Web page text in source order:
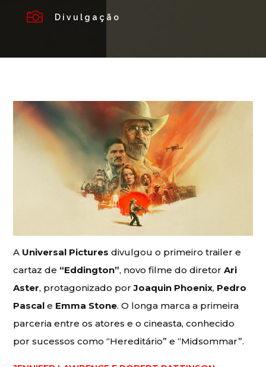
 Divulgação
A Universal Pictures divulgou o primeiro trailer e
cartaz de “Eddington”, novo filme do diretorAri
Aster, protagonizado porJoaquin Phoenix, Pedro
Pascale Emma Stone. O longa marca a primeira
parceria entre os atores e o cineasta, conhecido
por sucessos como “Hereditário” e “Midsommar”.